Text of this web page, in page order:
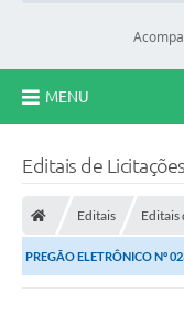
MENU
Imprensa Oficial
Editais de Licitações
Editais Editais
PREGÃO ELETRÔNICO Nº